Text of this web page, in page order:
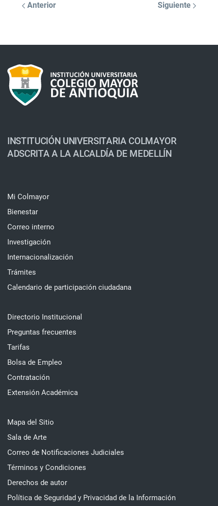
Anterior Siguiente
INSTITUCIÓN UNIVERSITARIA COLMAYOR
ADSCRITA A LA ALCALDÍA DE MEDELLÍN
Mi Colmayor
Bienestar
Correo interno
Investigación
Internacionalización
Trámites
Calendario de participación ciudadana
Directorio Institucional
Preguntas frecuentes
Tarifas
Bolsa de Empleo
Contratación
Extensión Académica
Mapa del Sitio
Sala de Arte
Correo de Notificaciones Judiciales
Términos y Condiciones
Derechos de autor
Política de Seguridad y Privacidad de la Información